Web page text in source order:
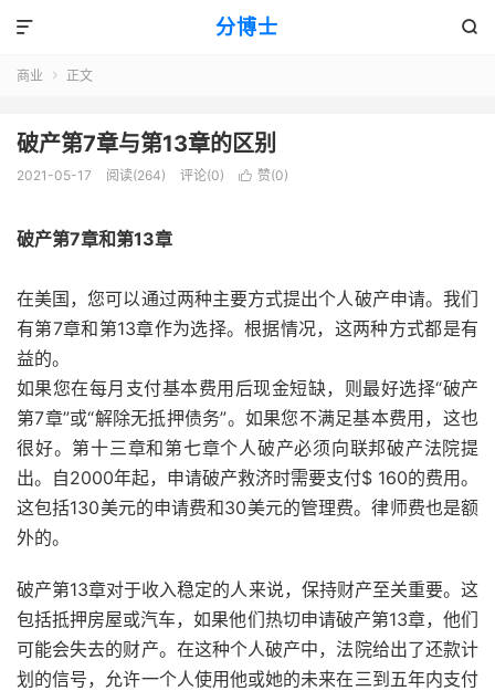
分博士 

商业  正文
破产第7章与第13章的区别
2021-05-17 阅读(264) 评论(0)  赞(0)
破产第7章和第13章
在美国，您可以通过两种主要方式提出个人破产申请。我们
有第7章和第13章作为选择。根据情况，这两种方式都是有
益的。
如果您在每月支付基本费用后现金短缺，则最好选择“破产
第7章”或“解除无抵押债务”。如果您不满足基本费用，这也
很好。第十三章和第七章个人破产必须向联邦破产法院提
出。自2000年起，申请破产救济时需要支付$ 160的费用。
这包括130美元的申请费和30美元的管理费。律师费也是额
外的。
破产第13章对于收入稳定的人来说，保持财产至关重要。这
包括抵押房屋或汽车，如果他们热切申请破产第13章，他们
可能会失去的财产。在这种个人破产中，法院给出了还款计
划的信号，允许一个人使用他或她的未来在三到五年内支付